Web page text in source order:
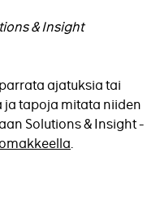
& Insight
ajatuksia tai
tapoja mitata niiden
Solutions & Insight -
.